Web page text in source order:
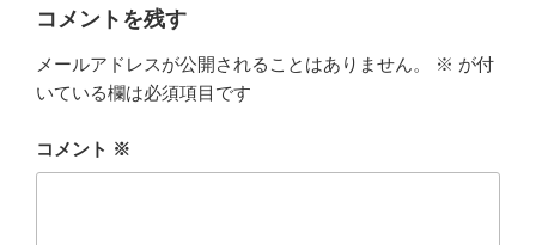
コメントを残す
メールアドレスが公開されることはありません。 ※ が付
いている欄は必須項目です
コメント ※